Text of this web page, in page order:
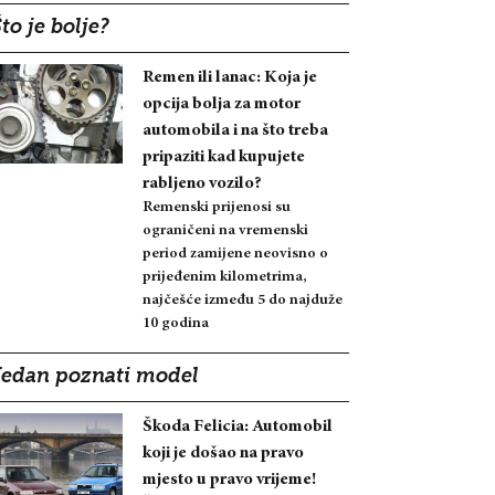
je bolje?
Remen ili lanac: Koja je
opcija bolja za motor
automobila i na što treba
pripaziti kad kupujete
rabljeno vozilo?
Remenski prijenosi su
ograničeni na vremenski
period zamijene neovisno o
prijeđenim kilometrima,
najčešće između 5 do najduže
10 godina
poznati model
Škoda Felicia: Automobil
koji je došao na pravo
mjesto u pravo vrijeme!